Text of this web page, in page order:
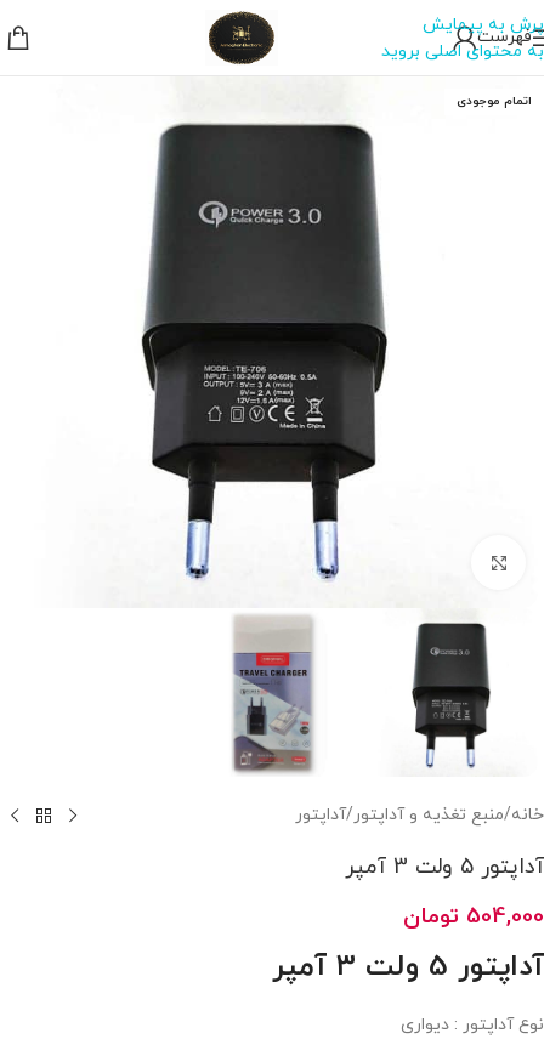
پرش به پیمایش
به محتوای اصلی بروید
فهرست
اتمام موجودی
خانه/منبع تغذیه و آداپتور/آداپتور
آداپتور 5 ولت 3 آمپر
504,000 تومان
آداپتور 5 ولت 3 آمپر
نوع آداپتور : دیواری